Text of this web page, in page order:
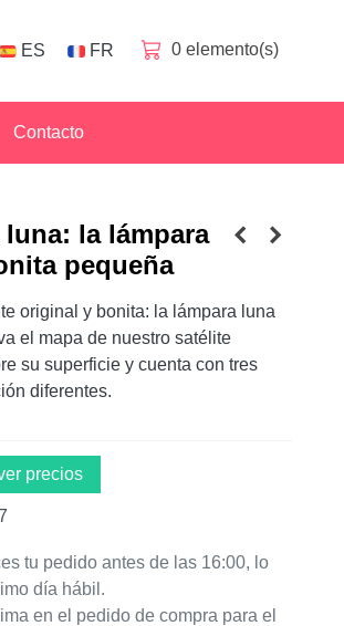
ES FR 0 elemento(s)
Contacto
luna: la lámpara
pequeña
original y bonita: la lámpara luna
el mapa de nuestro satélite
su superficie y cuenta con tres
diferentes.
precios
tu pedido antes de las 16:00, lo
día hábil.
en el pedido de compra para el